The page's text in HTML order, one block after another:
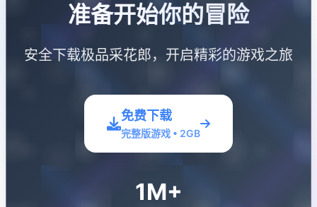
准备开始你的冒险
安全下载极品采花郎，开启精彩的游戏之旅
免费下载
完整版游戏 • 2GB
1M+